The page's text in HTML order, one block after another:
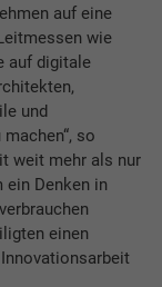
auf eine
wie
auf digitale
und
so
weit mehr als nur
ein Denken in
einen